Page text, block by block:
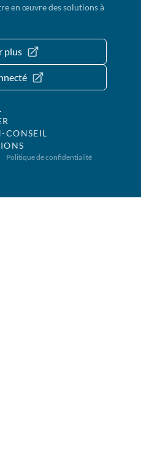
en œuvre des solutions à
plus
CONSEIL
Politique de confidentialité